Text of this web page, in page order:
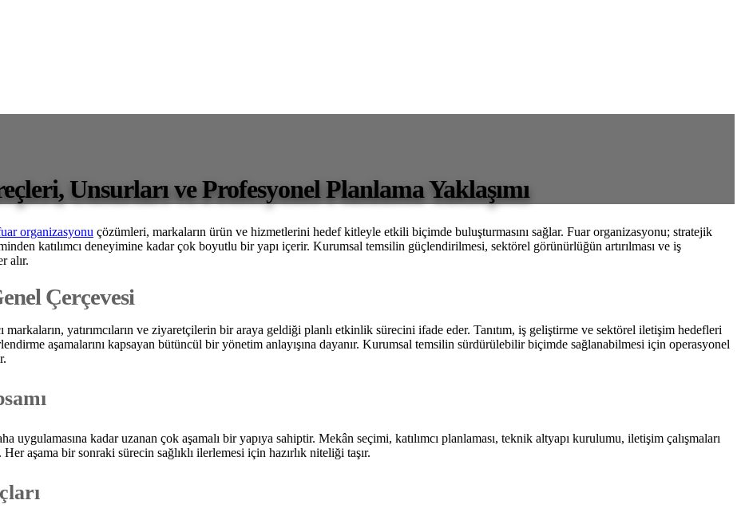
Unsurları ve Profesyonel Planlama Yaklaşımı
organizasyonu çözümleri, markaların ürün ve hizmetlerini hedef kitleyle etkili biçimde buluşturmasını sağlar. Fuar organizasyonu; stratejik
katılımcı deneyimine kadar çok boyutlu bir yapı içerir. Kurumsal temsilin güçlendirilmesi, sektörel görünürlüğün artırılması ve iş
alır.
Çerçevesi
yatırımcıların ve ziyaretçilerin bir araya geldiği planlı etkinlik sürecini ifade eder. Tanıtım, iş geliştirme ve sektörel iletişim hedefleri
aşamalarını kapsayan bütüncül bir yönetim anlayışına dayanır. Kurumsal temsilin sürdürülebilir biçimde sağlanabilmesi için operasyonel
kadar uzanan çok aşamalı bir yapıya sahiptir. Mekân seçimi, katılımcı planlaması, teknik altyapı kurulumu, iletişim çalışmaları
aşama bir sonraki sürecin sağlıklı ilerlemesi için hazırlık niteliği taşır.